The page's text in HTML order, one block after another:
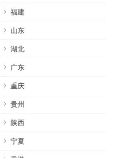
福建
山东
湖北
广东
重庆
贵州
陕西
宁夏